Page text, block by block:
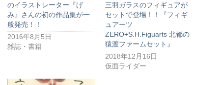
のイラストレーター『げ
み』さんの初の作品集が一
般発売！！
2016年8月5日
雑誌・書籍
三羽ガラスのフィギュアが
セットで登場！！『フィギ
ュアーツ
ZERO+S.H.Figuarts 北都の
猿渡ファームセット』
2018年12月16日
仮面ライダー